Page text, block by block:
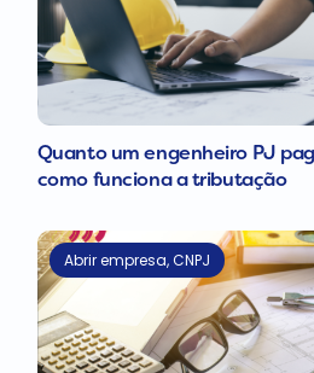
Quanto um engenheiro PJ
como funciona a tributação
Abrir empresa,CNPJ